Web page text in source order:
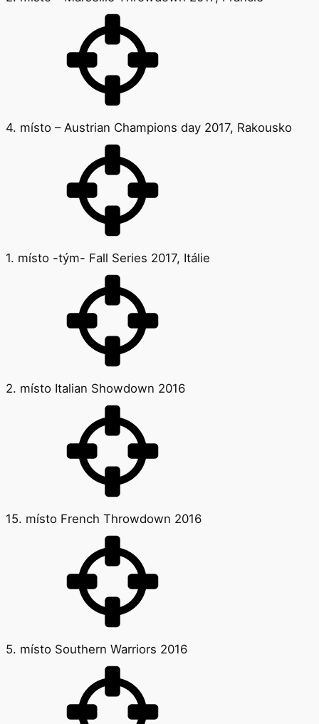
4. místo – Austrian Champions day 2017, Rakousko
1. místo -tým- Fall Series 2017, Itálie
2. místo Italian Showdown 2016
15. místo French Throwdown 2016
5. místo Southern Warriors 2016